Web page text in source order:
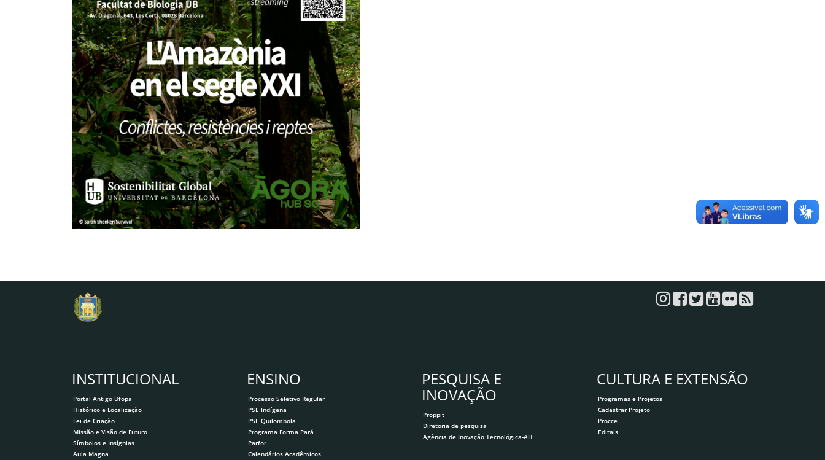
INSTITUCIONAL
Portal Antigo Ufopa
Histórico e Localização
Lei de Criação
Missão e Visão de Futuro
Símbolos e Insígnias
Aula Magna
ENSINO
Processo Seletivo Regular
PSE Indígena
PSE Quilombola
Programa Forma Pará
Parfor
Calendários Acadêmicos
PESQUISA E
INOVAÇÃO
Proppit
Diretoria de pesquisa
Agência de Inovação Tecnológica-AIT
CULTURA E EXTENSÃO
Programas e Projetos
Cadastrar Projeto
Procce
Editais